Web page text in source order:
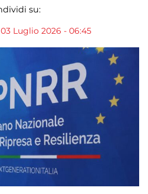
su:
Luglio 2026 - 06:45